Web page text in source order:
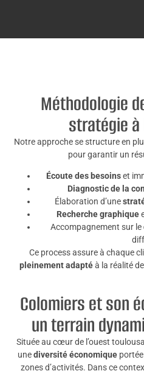
Méthodologie
stratégie
Notre approche se structure en
pour garantir un
Écoute des besoinset
Diagnostic de la
Élaboration d’une
Recherche graphique
Accompagnement sur le
Ce process assure à chaque
pleinement adaptéà la réalité
Colomiers et son
un terrain
Située au cœur de l’ouest
unediversité économiqueportée
zones d’activités. Dans ce